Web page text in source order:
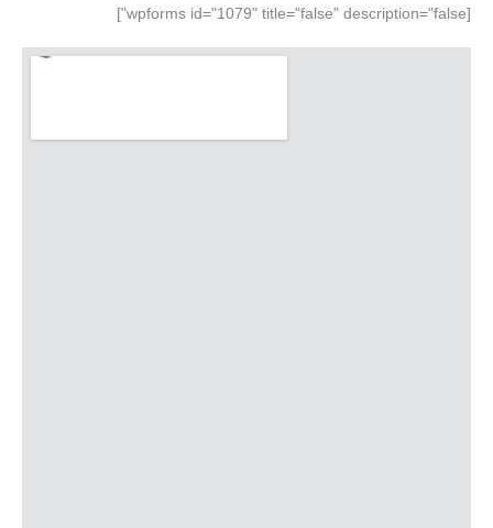
[wpforms id="1079" title="false" description="false"]